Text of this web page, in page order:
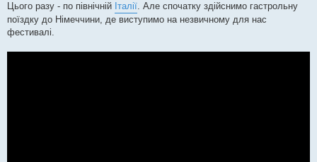
д
о
м
л
н
Цього разу - по північній Італії. Але спочатку здійснимо гастрольну
поїздку до Німеччини, де виступимо на незвичному для нас
фестивалі.